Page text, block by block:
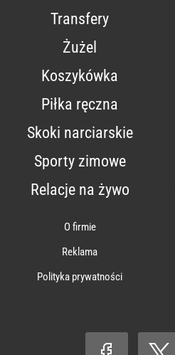
Transfery
Żużel
Koszykówka
Piłka ręczna
Skoki narciarskie
Sporty zimowe
Relacje na żywo
O firmie
Reklama
Polityka prywatności